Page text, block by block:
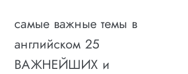
самые важные темы в
английском 25
ВАЖНЕЙШИХ и